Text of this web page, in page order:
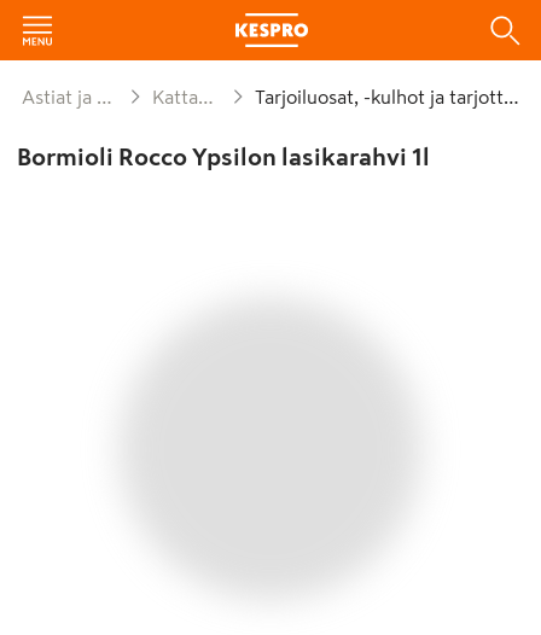
Astiat ja kattaus Kattaminen Tarjoiluosat, -kulhot ja tarjottimet
Bormioli Rocco Ypsilon lasikarahvi 1l